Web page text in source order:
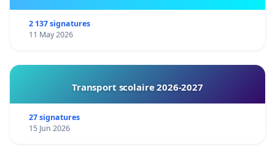
2 137 signatures
11 May 2026
Transport scolaire 2026-2027
27 signatures
15 Jun 2026